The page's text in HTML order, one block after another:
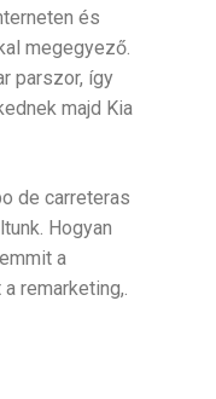
és
megegyező.
parszor, így
majd Kia
de carreteras
Hogyan
a
remarketing,.